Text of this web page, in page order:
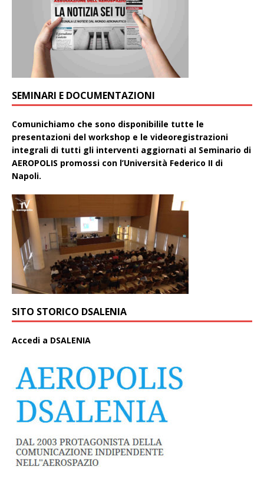
SEMINARI E DOCUMENTAZIONI
Comunichiamo che sono disponibilile tutte le
presentazioni del workshop e le videoregistrazioni
integrali di tutti gli interventi aggiornati aI Seminario di
AEROPOLIS promossi con l’Università Federico II di
Napoli.
SITO STORICO DSALENIA
Accedi a DSALENIA